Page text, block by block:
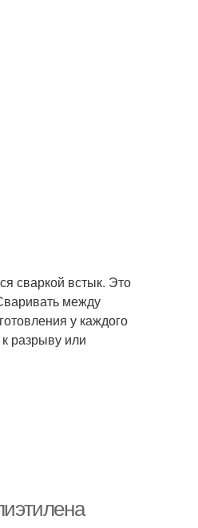
сваркой встык. Это
между
у каждого
разрыву или